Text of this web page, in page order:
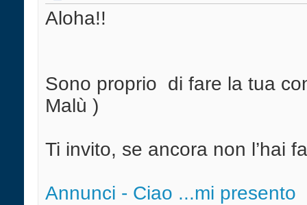
Aloha!!
Sono proprio di fare la tua
Malù )
Ti invito, se ancora non l’hai
Annunci - Ciao ...mi presento